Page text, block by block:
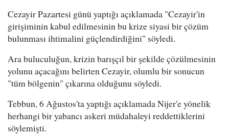
Cezayir Pazartesi günü yaptığı açıklamada "Cezayir'in
girişiminin kabul edilmesinin bu krize siyasi bir çözüm
bulunması ihtimalini güçlendirdiğini" söyledi.
Ara buluculuğun, krizin barışçıl bir şekilde çözülmesinin
yolunu açacağını belirten Cezayir, olumlu bir sonucun
"tüm bölgenin" çıkarına olduğunu söyledi.
Tebbun, 6 Ağustos'ta yaptığı açıklamada Nijer'e yönelik
herhangi bir yabancı askeri müdahaleyi reddettiklerini
söylemişti.